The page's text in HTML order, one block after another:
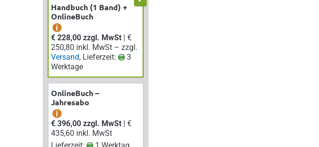
Handbuch (1 Band) +
OnlineBuch
i
€ 228,00 zzgl. MwSt | €
250,80 inkl. MwSt – zzgl.
Versand, Lieferzeit:
3
Werktage
OnlineBuch –
Jahresabo
i
€ 396,00 zzgl. MwSt | €
435,60 inkl. MwSt